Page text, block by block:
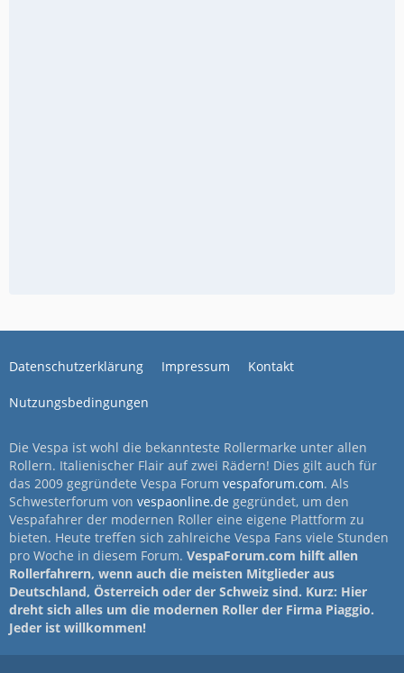
Datenschutzerklärung Impressum Kontakt
Nutzungsbedingungen
Die Vespa ist wohl die bekannteste Rollermarke unter allen
Rollern. Italienischer Flair auf zwei Rädern! Dies gilt auch für
das 2009 gegründete Vespa Forum vespaforum.com. Als
Schwesterforum von vespaonline.de gegründet, um den
Vespafahrer der modernen Roller eine eigene Plattform zu
bieten. Heute treffen sich zahlreiche Vespa Fans viele Stunden
pro Woche in diesem Forum. VespaForum.com hilft allen
Rollerfahrern, wenn auch die meisten Mitglieder aus
Deutschland, Österreich oder der Schweiz sind. Kurz: Hier
dreht sich alles um die modernen Roller der Firma Piaggio.
Jeder ist willkommen!